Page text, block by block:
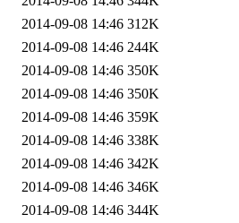
2014-09-08 14:46 312K
2014-09-08 14:46 244K
2014-09-08 14:46 350K
2014-09-08 14:46 350K
2014-09-08 14:46 359K
2014-09-08 14:46 338K
2014-09-08 14:46 342K
2014-09-08 14:46 346K
2014-09-08 14:46 344K